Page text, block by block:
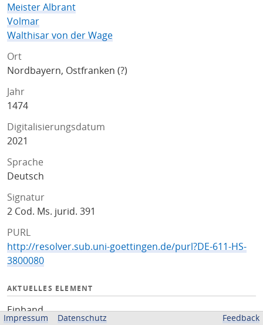
Meister Albrant
Volmar
Walthisar von der Wage
Ort
Nordbayern, Ostfranken (?)
Jahr
1474
Digitalisierungsdatum
2021
Sprache
Deutsch
Signatur
2 Cod. Ms. jurid. 391
PURL
http://resolver.sub.uni-goettingen.de/purl?DE-611-HS-
3800080
AKTUELLES ELEMENT
Einband
Impressum Datenschutz Feedback